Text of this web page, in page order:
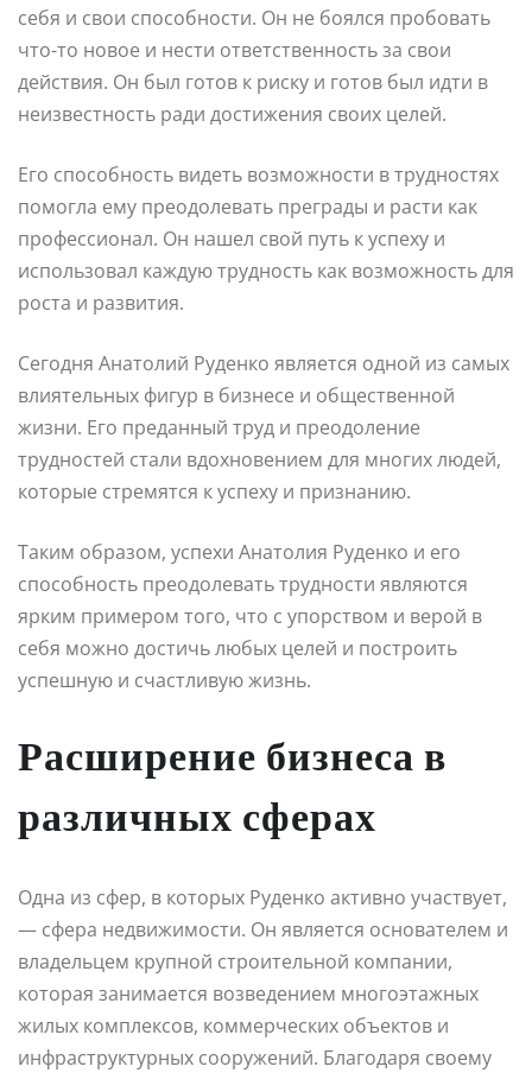
себя и свои способности. Он не боялся пробовать
что-то новое и нести ответственность за свои
действия. Он был готов к риску и готов был идти в
неизвестность ради достижения своих целей.
Его способность видеть возможности в трудностях
помогла ему преодолевать преграды и расти как
профессионал. Он нашел свой путь к успеху и
использовал каждую трудность как возможность для
роста и развития.
Сегодня Анатолий Руденко является одной из самых
влиятельных фигур в бизнесе и общественной
жизни. Его преданный труд и преодоление
трудностей стали вдохновением для многих людей,
которые стремятся к успеху и признанию.
Таким образом, успехи Анатолия Руденко и его
способность преодолевать трудности являются
ярким примером того, что с упорством и верой в
себя можно достичь любых целей и построить
успешную и счастливую жизнь.
Расширение бизнеса в
различных сферах
Одна из сфер, в которых Руденко активно участвует,
— сфера недвижимости. Он является основателем и
владельцем крупной строительной компании,
которая занимается возведением многоэтажных
жилых комплексов, коммерческих объектов и
инфраструктурных сооружений. Благодаря своему